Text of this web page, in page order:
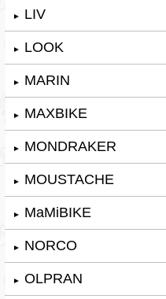
► LIV
► LOOK
► MARIN
► MAXBIKE
► MONDRAKER
► MOUSTACHE
► MaMiBIKE
► NORCO
► OLPRAN